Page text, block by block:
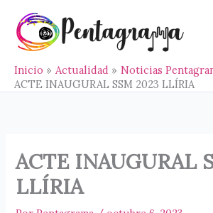
contenido
Inicio Actualidad
Noticias
ACTE INAUGURAL SSM 2023 LLÍRIA
ACTE INAUGURAL
LLÍRIA